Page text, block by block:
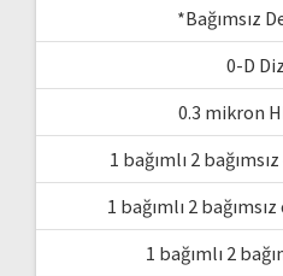
*Bağımsız
0-D
0.3 mikron
1 bağımlı 2
1 bağımlı 2
1 bağımlı 2